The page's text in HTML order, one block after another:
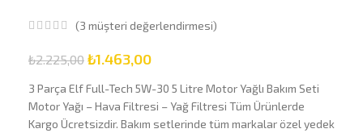
(3 müşteri değerlendirmesi)
₺2.225,00 ₺1.463,00
3 Parça Elf Full-Tech 5W-30 5 Litre Motor Yağlı Bakım Seti
Motor Yağı – Hava Filtresi – Yağ Filtresi Tüm Ürünlerde
Kargo Ücretsizdir. Bakım setlerinde tüm markalar özel yedek